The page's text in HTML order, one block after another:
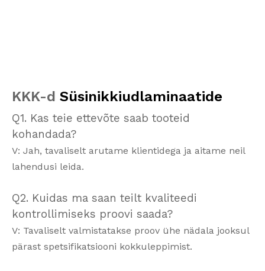
KKK-d Süsinikkiudlaminaatide
Q1. Kas teie ettevõte saab tooteid
kohandada?
V: Jah, tavaliselt arutame klientidega ja aitame neil
lahendusi leida.
Q2. Kuidas ma saan teilt kvaliteedi
kontrollimiseks proovi saada?
V: Tavaliselt valmistatakse proov ühe nädala jooksul
pärast spetsifikatsiooni kokkuleppimist.